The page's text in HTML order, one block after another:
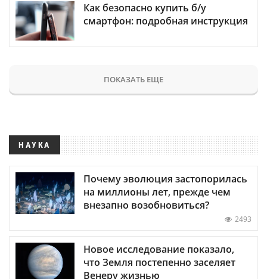
Как безопасно купить б/у
смартфон: подробная инструкция
ПОКАЗАТЬ ЕЩЕ
НАУКА
Почему эволюция застопорилась
на миллионы лет, прежде чем
внезапно возобновиться?
2493
Новое исследование показало,
что Земля постепенно заселяет
Венеру жизнью